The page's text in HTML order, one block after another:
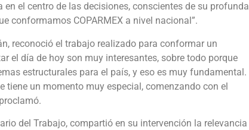
el centro de las decisiones, conscientes de su profunda
conformamos COPARMEX a nivel nacional”.
reconoció el trabajo realizado para conformar un
el día de hoy son muy interesantes, sobre todo porque
estructurales para el país, y eso es muy fundamental.
tiene un momento muy especial, comenzando con el
del Trabajo, compartió en su intervención la relevancia